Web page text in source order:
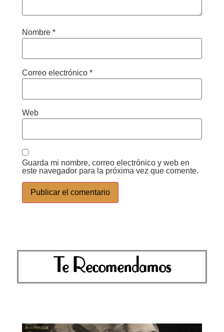
Nombre *
Correo electrónico *
Web
Guarda mi nombre, correo electrónico y web en
este navegador para la próxima vez que comente.
Te Recomendamos